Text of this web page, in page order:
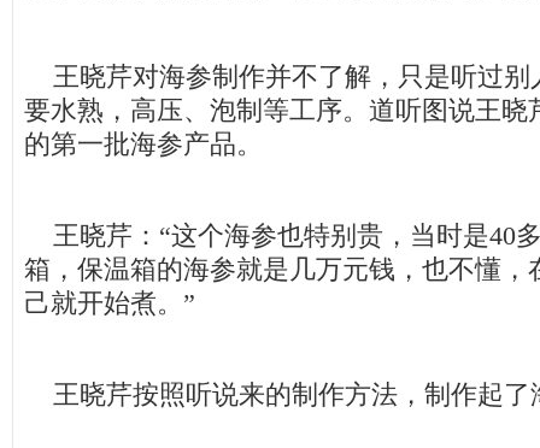
王晓芹对海参制作并不了解，只是听过别
要水熟，高压、泡制等工序。道听图说王晓
的第一批海参产品。
王晓芹：“这个海参也特别贵，当时是40
箱，保温箱的海参就是几万元钱，也不懂，
己就开始煮。”
王晓芹按照听说来的制作方法，制作起了